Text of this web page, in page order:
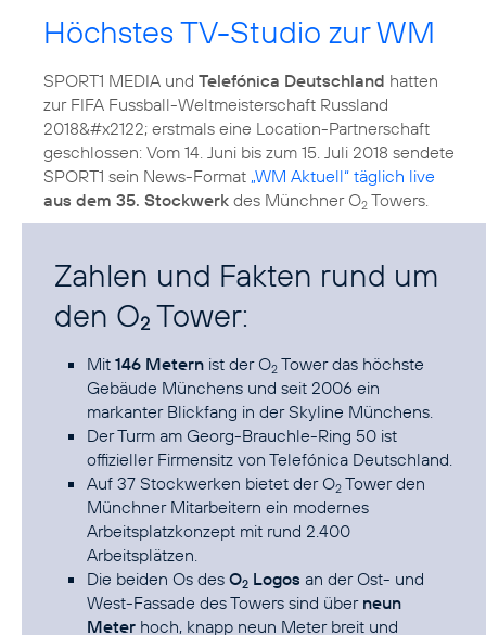
Höchstes TV-Studio zur WM
SPORT1 MEDIA und Telefónica Deutschland hatten
zur FIFA Fussball-Weltmeisterschaft Russland
2018&#x2122; erstmals eine Location-Partnerschaft
geschlossen: Vom 14. Juni bis zum 15. Juli 2018 sendete
SPORT1 sein News-Format „WM Aktuell“ täglich live
aus dem 35. Stockwerk des Münchner O2 Towers.
Zahlen und Fakten rund um
den O2 Tower:
Mit 146 Metern ist derO2 Towerdas höchste
Gebäude Münchens und seit 2006 ein
markanter Blickfang in der Skyline Münchens.
Der Turm am Georg-Brauchle-Ring 50 ist
offizieller Firmensitz von Telefónica Deutschland.
Auf 37 Stockwerken bietet der O2 Tower den
Münchner Mitarbeitern ein modernes
Arbeitsplatzkonzept mit rund 2.400
Arbeitsplätzen.
Die beiden Os des O2 Logos an der Ost- und
West-Fassade des Towers sind über neun
Meter hoch, knapp neun Meter breit und